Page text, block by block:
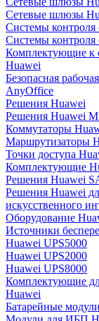
Сетевые шлюзы
Системы контроля
Системы контроля
Комплектующие к
Huawei
Безопасная
AnyOffice
Решения Huawei
Решения Huawei
Коммутаторы
Маршрутизаторы
Точки доступа
Комплектующие
Решения Huawei
Решения Huawei
искусственного
Оборудование
Источники
Huawei UPS5000
Huawei UPS2000
Huawei UPS8000
Комплектующие
Huawei
Батарейные